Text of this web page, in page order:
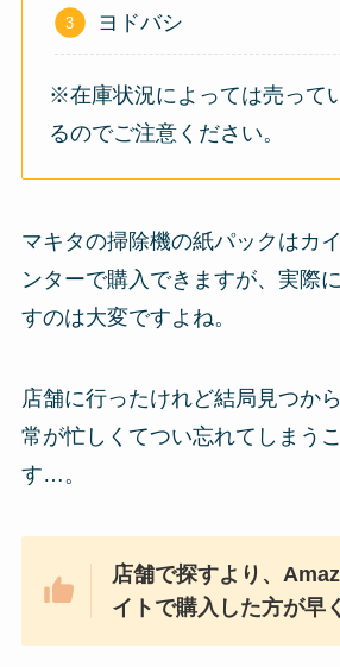
ヨドバシ
※在庫状況によっては売って
るのでご注意ください。
マキタの掃除機の紙パックはカ
ンターで購入できますが、実際
すのは大変ですよね。
店舗に行ったけれど結局見つか
常が忙しくてつい忘れてしまう
す…。
店舗で探すより、
イトで購入した方が早